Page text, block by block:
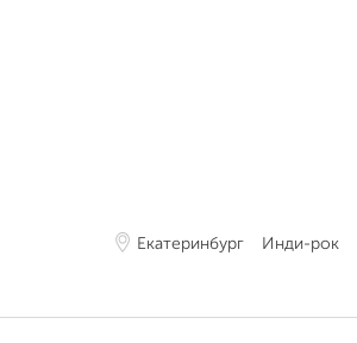
Екатеринбург Инди-рок